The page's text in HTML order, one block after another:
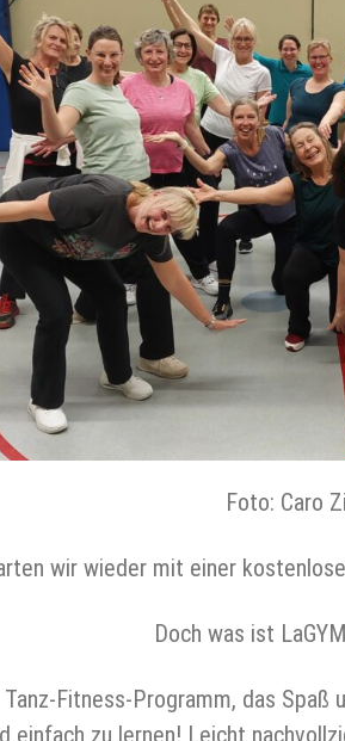
Foto: Caro
wir wieder mit einer
Doch was ist
Fitness-Programm, das
einfach zu lernen! Leicht